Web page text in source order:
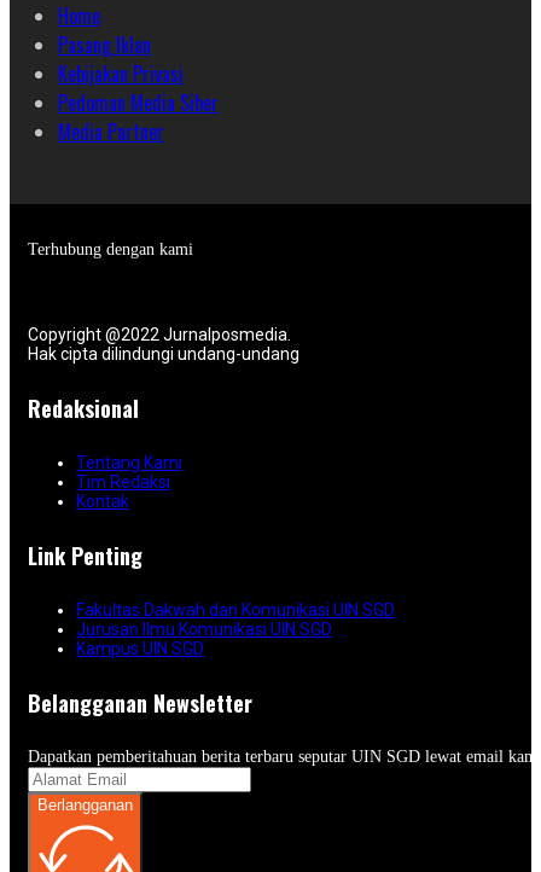
Home
Pasang Iklan
Kebijakan Privasi
Pedoman Media Siber
Media Partner
Terhubung dengan kami
Copyright @2022 Jurnalposmedia.
Hak cipta dilindungi undang-undang
Redaksional
Tentang Kami
Tim Redaksi
Kontak
Link Penting
Fakultas Dakwah dan Komunikasi UIN SGD
Jurusan Ilmu Komunikasi UIN SGD
Kampus UIN SGD
Belangganan Newsletter
Dapatkan pemberitahuan berita terbaru seputar UIN SGD lewat email
Berlangganan